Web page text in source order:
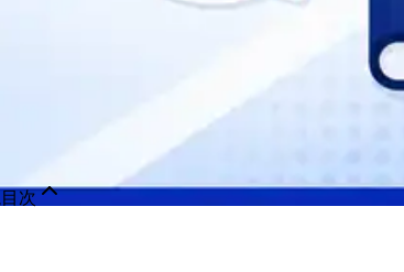
目次